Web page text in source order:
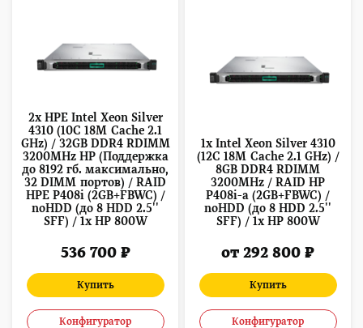
2x HPE Intel Xeon Silver
4310 (10C 18M Cache 2.1
GHz) / 32GB DDR4 RDIMM
3200MHz HP (Поддержка
до 8192 гб. максимально,
32 DIMM портов) / RAID
HPE P408i (2GB+FBWC) /
noHDD (до 8 HDD 2.5''
SFF) / 1x HP 800W
536 700 ₽
Купить
Конфигуратор
1x Intel Xeon Silver 4310
(12C 18M Cache 2.1 GHz) /
8GB DDR4 RDIMM
3200MHz / RAID HP
P408i-a (2GB+FBWC) /
noHDD (до 8 HDD 2.5''
SFF) / 1x HP 800W
от 292 800 ₽
Купить
Конфигуратор